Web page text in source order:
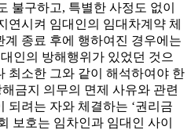
불구하고, 특별한 사정도 없이
연시켜 임대인의 임대차계약 체
종료 후에 행하여진 경우에는
인의 방해행위가 있었던 것으
최소한 그와 같이 해석하여야 한
금지 의무의 면제 사유와 관련
되려는 자와 체결하는 ‘권리금
보호는 임차인과 임대인 사이